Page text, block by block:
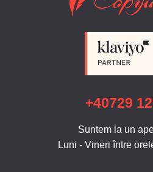
+40729
Suntem la un
Luni - Vineri între